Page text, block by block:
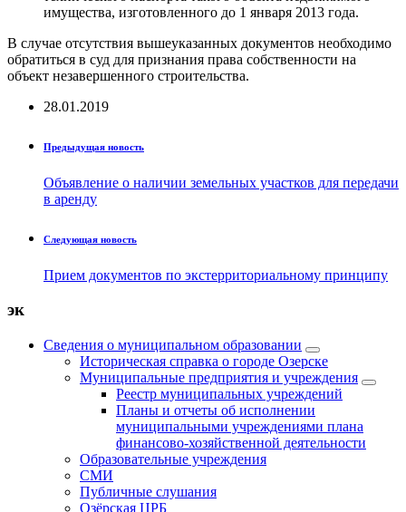
имущества, изготовленного до 1 января 2013 года.
В случае отсутствия вышеуказанных документов необходимо
обратиться в суд для признания права собственности на
объект незавершенного строительства.
28.01.2019
Предыдущая новость
Объявление о наличии земельных участков для передачи
в аренду
Следующая новость
Прием документов по экстерриториальному принципу
эк
Сведения о муниципальном образовании
Историческая справка о городе Озерске
Муниципальные предприятия и учреждения
Реестр муниципальных учреждений
Планы и отчеты об исполнении
муниципальными учреждениями плана
финансово-хозяйственной деятельности
Образовательные учреждения
СМИ
Публичные слушания
Озёрская ЦРБ